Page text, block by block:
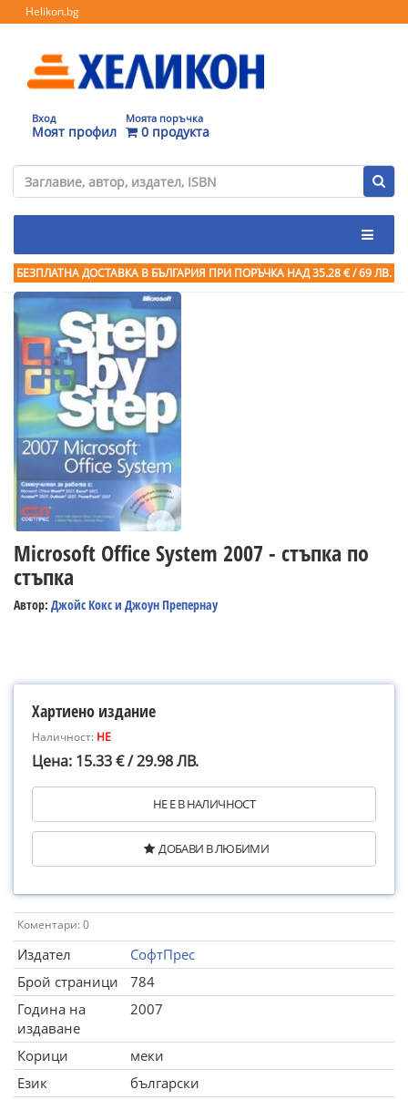
Helikon.bg
Вход
Моят профил
Моята поръчка
0 продукта
БЕЗПЛАТНА ДОСТАВКА В БЪЛГАРИЯ ПРИ ПОРЪЧКА НАД 35.28 € / 69 ЛВ.
Microsoft Office System 2007 - стъпка по
стъпка
Автор: Джойс Кокс и Джоун Препернау
Хартиено издание
Наличност: НЕ
Цена: 15.33 € / 29.98 ЛВ.
НЕ Е В НАЛИЧНОСТ
ДОБАВИ В ЛЮБИМИ
Коментари: 0
Издател
СофтПрес
Брой страници
784
Година на
издаване
2007
Корици
меки
Език
български